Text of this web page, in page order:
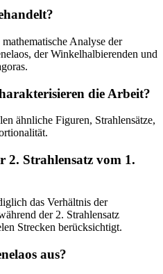
Analyse der
der Winkelhalbierenden und
die Arbeit?
ähnliche Figuren, Strahlensätze,
2. Strahlensatz vom 1.
das Verhältnis der
der 2. Strahlensatz
Strecken berücksichtigt.
aus?